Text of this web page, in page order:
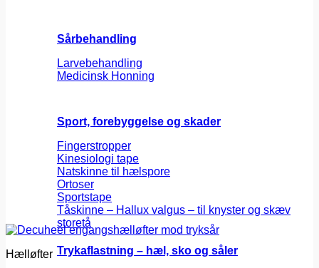
Sårbehandling
Larvebehandling
Medicinsk Honning
Sport, forebyggelse og skader
Fingerstropper
Kinesiologi tape
Natskinne til hælspore
Ortoser
Sportstape
Tåskinne – Hallux valgus – til knyster og skæv
storetå
Trykaflastning – hæl, sko og såler
Hælløfter